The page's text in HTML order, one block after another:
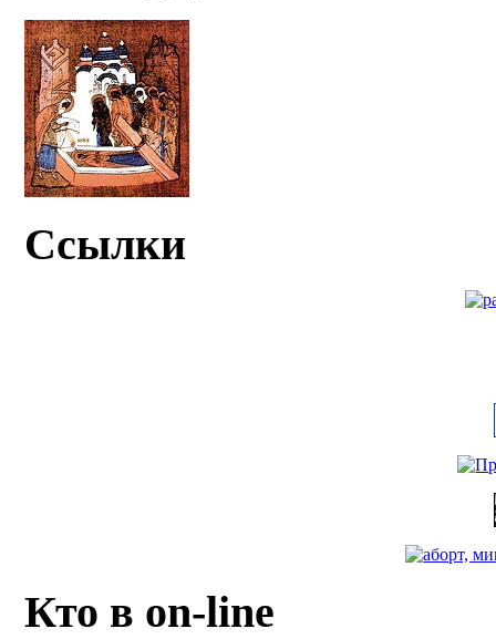
Ссылки
Кто в on-line